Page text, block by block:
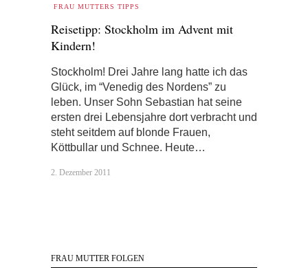
FRAU MUTTERS TIPPS
Reisetipp: Stockholm im Advent mit
Kindern!
Stockholm! Drei Jahre lang hatte ich das
Glück, im “Venedig des Nordens” zu
leben. Unser Sohn Sebastian hat seine
ersten drei Lebensjahre dort verbracht und
steht seitdem auf blonde Frauen,
Köttbullar und Schnee. Heute…
2. Dezember 2011
FRAU MUTTER FOLGEN